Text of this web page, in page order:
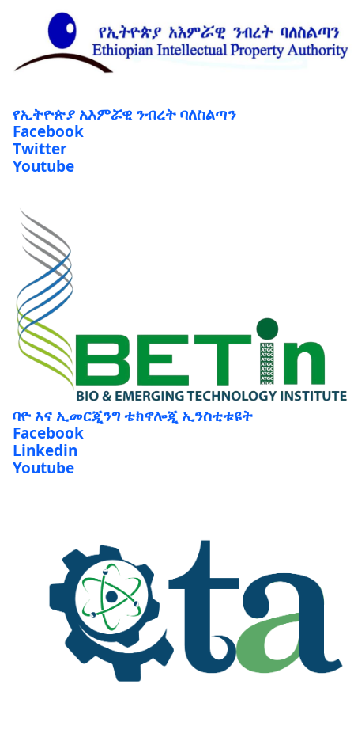
የኢትዮጵያ አእምሯዊ ንብረት ባለስልጣን
Facebook
Twitter
Youtube
ባዮ እና ኢመርጂንግ ቴክኖሎጂ ኢንስቲቱዩት
Facebook
Linkedin
Youtube